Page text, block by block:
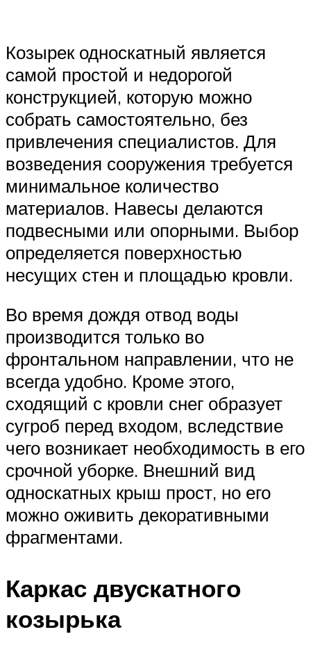
Козырек односкатный является
самой простой и недорогой
конструкцией, которую можно
собрать самостоятельно, без
привлечения специалистов. Для
возведения сооружения требуется
минимальное количество
материалов. Навесы делаются
подвесными или опорными. Выбор
определяется поверхностью
несущих стен и площадью кровли.
Во время дождя отвод воды
производится только во
фронтальном направлении, что не
всегда удобно. Кроме этого,
сходящий с кровли снег образует
сугроб перед входом, вследствие
чего возникает необходимость в его
срочной уборке. Внешний вид
односкатных крыш прост, но его
можно оживить декоративными
фрагментами.
Каркас двускатного
козырька